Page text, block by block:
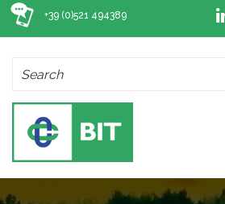
+39 (0)521 494389